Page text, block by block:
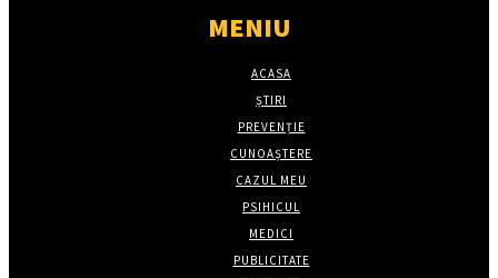
MENIU
ACASA
ȘTIRI
PREVENȚIE
CUNOAȘTERE
CAZUL MEU
PSIHICUL
MEDICI
PUBLICITATE